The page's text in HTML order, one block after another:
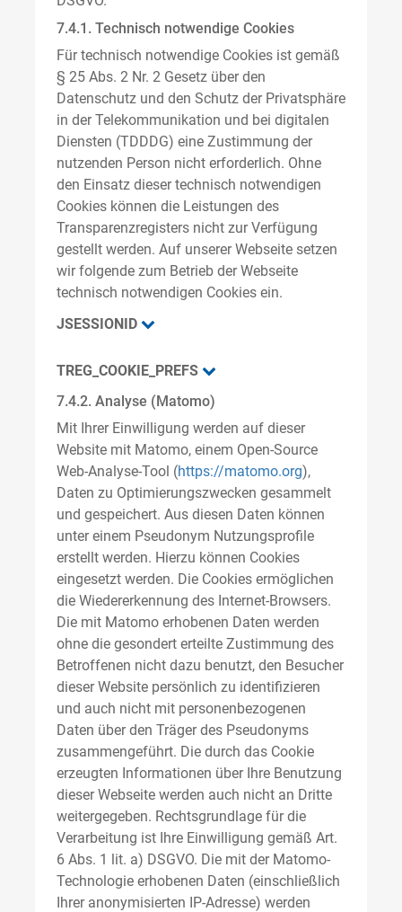
7.4.1. Technisch notwendige Cookies
Für technisch notwendige Cookies ist gemäß
§ 25 Abs. 2 Nr. 2 Gesetz über den
Datenschutz und den Schutz der Privatsphäre
in der Telekommunikation und bei digitalen
Diensten (TDDDG) eine Zustimmung der
nutzenden Person nicht erforderlich. Ohne
den Einsatz dieser technisch notwendigen
Cookies können die Leistungen des
Transparenzregisters nicht zur Verfügung
gestellt werden. Auf unserer Webseite setzen
wir folgende zum Betrieb der Webseite
technisch notwendigen Cookies ein.
JSESSIONID
TREG_COOKIE_PREFS
7.4.2. Analyse (Matomo)
Mit Ihrer Einwilligung werden auf dieser
Website mit Matomo, einem Open-Source
Web-Analyse-Tool (https://matomo.org),
Daten zu Optimierungszwecken gesammelt
und gespeichert. Aus diesen Daten können
unter einem Pseudonym Nutzungsprofile
erstellt werden. Hierzu können Cookies
eingesetzt werden. Die Cookies ermöglichen
die Wiedererkennung des Internet-Browsers.
Die mit Matomo erhobenen Daten werden
ohne die gesondert erteilte Zustimmung des
Betroffenen nicht dazu benutzt, den Besucher
dieser Website persönlich zu identifizieren
und auch nicht mit personenbezogenen
Daten über den Träger des Pseudonyms
zusammengeführt. Die durch das Cookie
erzeugten Informationen über Ihre Benutzung
dieser Webseite werden auch nicht an Dritte
weitergegeben. Rechtsgrundlage für die
Verarbeitung ist Ihre Einwilligung gemäß Art.
6 Abs. 1 lit. a) DSGVO. Die mit der Matomo-
Technologie erhobenen Daten (einschließlich
Ihrer anonymisierten IP-Adresse) werden